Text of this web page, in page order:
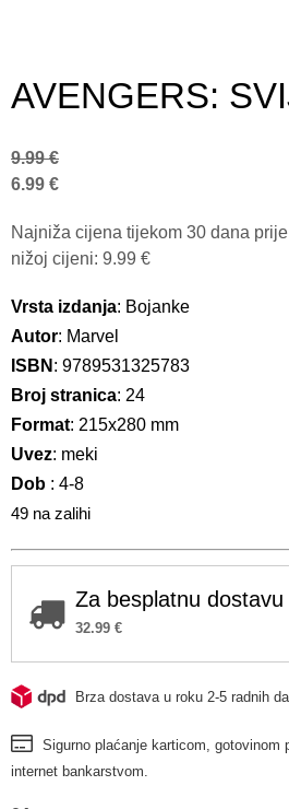
AVENGERS:
6.99 €
9.99€
Najniža cijena tijekom 30 dana
nižoj cijeni: 9.99 €
Vrsta izdanja: Bojanke
Autor: Marvel
ISBN : 9789531325783
Broj stranica: 24
Format: 215x280 mm
Uvez: meki
Dob : 4-8
49 na zalihi
Za besplatnu
32.99 €
Brza dostava u roku 2-5 radnih
Sigurno plaćanje karticom, gotovinom
internet bankarstvom.